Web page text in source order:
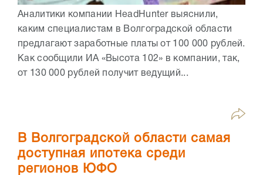
Аналитики компании HeadHunter выяснили,
каким специалистам в Волгоградской области
предлагают заработные платы от 100 000 рублей.
Как сообщили ИА «Высота 102» в компании, так,
от 130 000 рублей получит ведущий...
В Волгоградской области самая
доступная ипотека среди
регионов ЮФО